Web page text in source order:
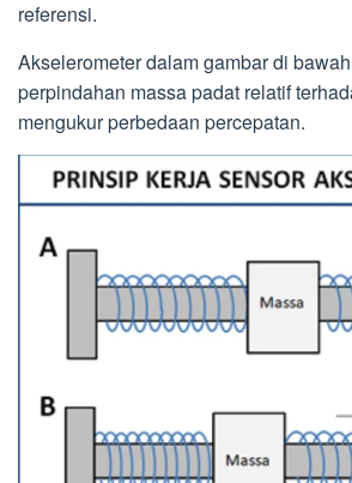
referensi.
Akselerometer dalam gambar di
perpindahan massa padat relatif
mengukur perbedaan percepatan.